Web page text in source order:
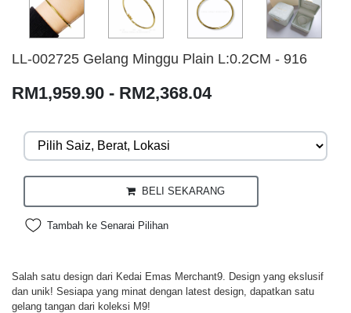
LL-002725 Gelang Minggu Plain L:0.2CM - 916
RM1,959.90 - RM2,368.04
BELI SEKARANG
Tambah ke Senarai Pilihan
Salah satu design dari Kedai Emas Merchant9. Design yang ekslusif
dan unik! Sesiapa yang minat dengan latest design, dapatkan satu
gelang tangan dari koleksi M9!